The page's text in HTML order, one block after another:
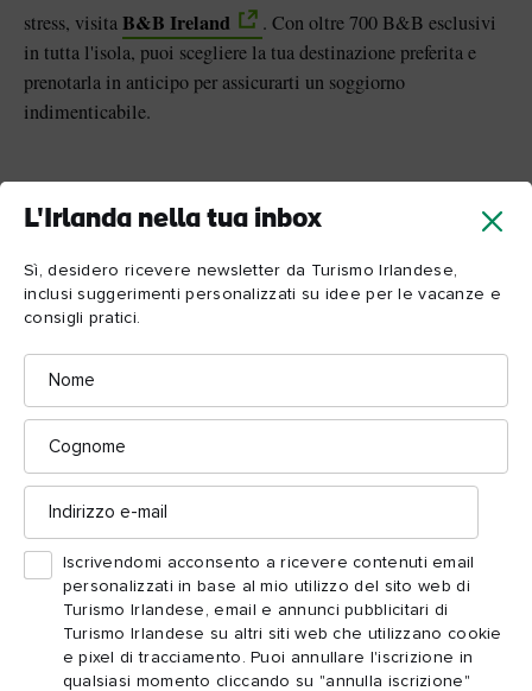
L'Irlanda nella tua inbox
Sì, desidero ricevere newsletter da Turismo Irlandese,
inclusi suggerimenti personalizzati su idee per le vacanze e
consigli pratici.
Nome
Cognome
Indirizzo
Iscrivendomi acconsento a ricevere contenuti email
personalizzati in base al mio utilizzo del sito web di
Turismo Irlandese, email e annunci pubblicitari di
Turismo Irlandese su altri siti web che utilizzano cookie
e pixel di tracciamento. Puoi annullare l'iscrizione in
qualsiasi momento cliccando su "annulla iscrizione"
stress, visitaB&B Ireland
. Con oltre 700 B&B esclusivi
in tutta l'isola, puoi scegliere la tua destinazione preferita e
prenotarla in anticipo per assicurarti un soggiorno
indimenticabile.